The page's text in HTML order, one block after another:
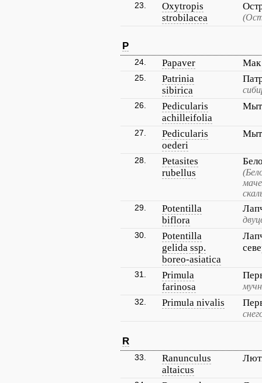
23.
Oxytropis
strobilacea
P
24. Papaver
25.
Patrinia
sibirica
26.
Pedicularis
achilleifolia
27.
Pedicularis
oederi
28.
Petasites
rubellus
29.
Potentilla
biflora
30.
Potentilla
gelida ssp.
boreo-asiatica
31.
Primula
farinosa
32. Primula nivalis
R
33.
Ranunculus
altaicus